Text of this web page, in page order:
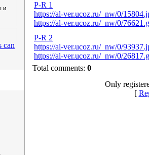
can
P-R 1
https://al-ver.ucoz.ru/_nw/0/
https://al-ver.ucoz.ru/_nw/0/
P-R 2
https://al-ver.ucoz.ru/_nw/0/
https://al-ver.ucoz.ru/_nw/0/
Total comments: 0
Only
[